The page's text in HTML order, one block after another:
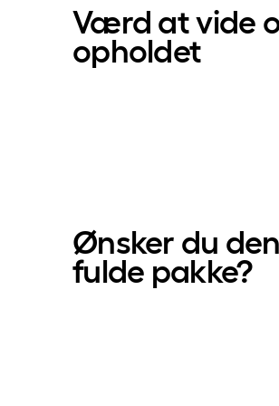
Værd at vide
opholdet
Ønsker du den
fulde pakke?